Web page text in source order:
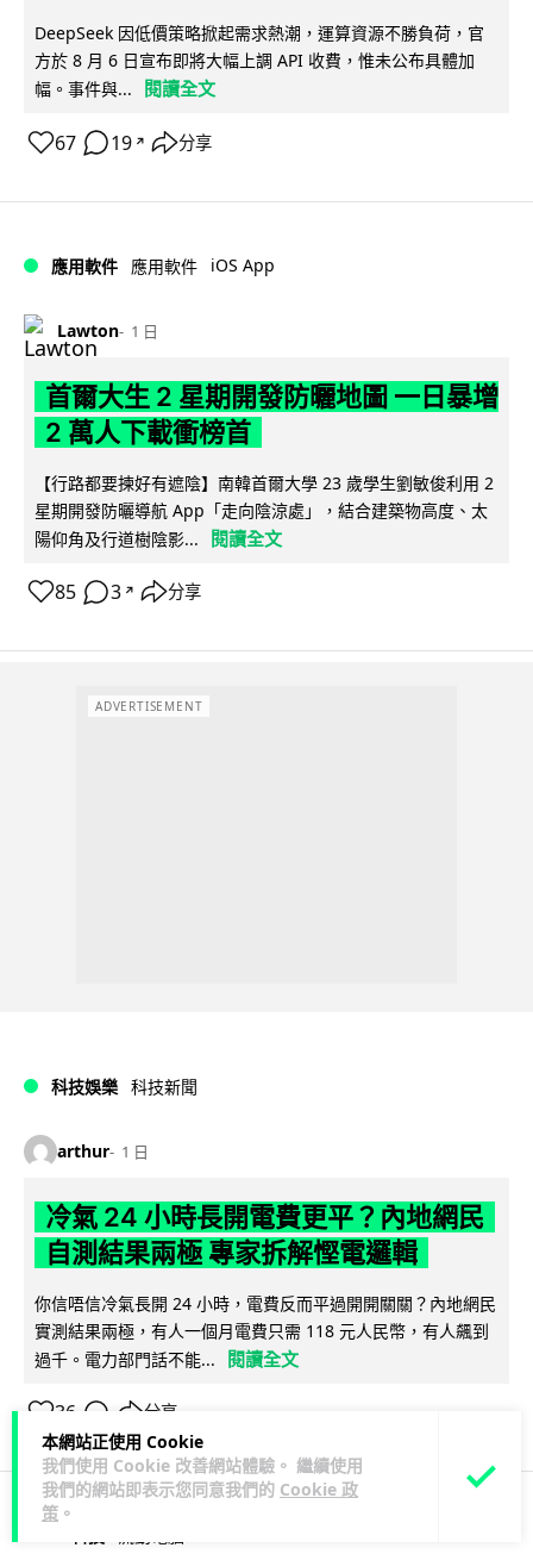
本網站正使用 Cookie
我們使用 Cookie 改善網站體驗。 繼續使用
我們的網站即表示您同意我們的 Cookie 政
策 。
DeepSeek 因低價策略掀起需求熱潮，運算資源不勝負荷，官
方於 8 月 6 日宣布即將大幅上調 API 收費，惟未公布具體加
幅。事件與...
閱讀全文
67 19 ↗ 分享
應用軟件 應用軟件 iOS App
Lawton 1 日
首爾大生 2 星期開發防曬地圖 一日暴增
2 萬人下載衝榜首
【行路都要揀好有遮陰】南韓首爾大學 23 歲學生劉敏俊利用 2
星期開發防曬導航 App「走向陰涼處」，結合建築物高度、太
陽仰角及行道樹陰影...
閱讀全文
85 3 ↗ 分享
ADVERTISEMENT
科技娛樂 科技新聞
arthur 1 日
冷氣 24 小時長開電費更平？內地網民
自測結果兩極 專家拆解慳電邏輯
你信唔信冷氣長開 24 小時，電費反而平過開開關關？內地網民
實測結果兩極，有人一個月電費只需 118 元人民幣，有人飆到
過千。電力部門話不能...
閱讀全文
36 分享